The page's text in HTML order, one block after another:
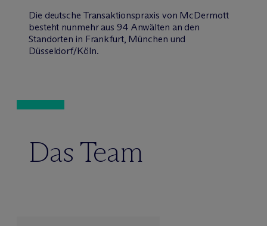
Die deutsche Transaktionspraxis von McDermott
besteht nunmehr aus 94 Anwälten an den
Standorten in Frankfurt, München und
Düsseldorf/Köln.
Das Team